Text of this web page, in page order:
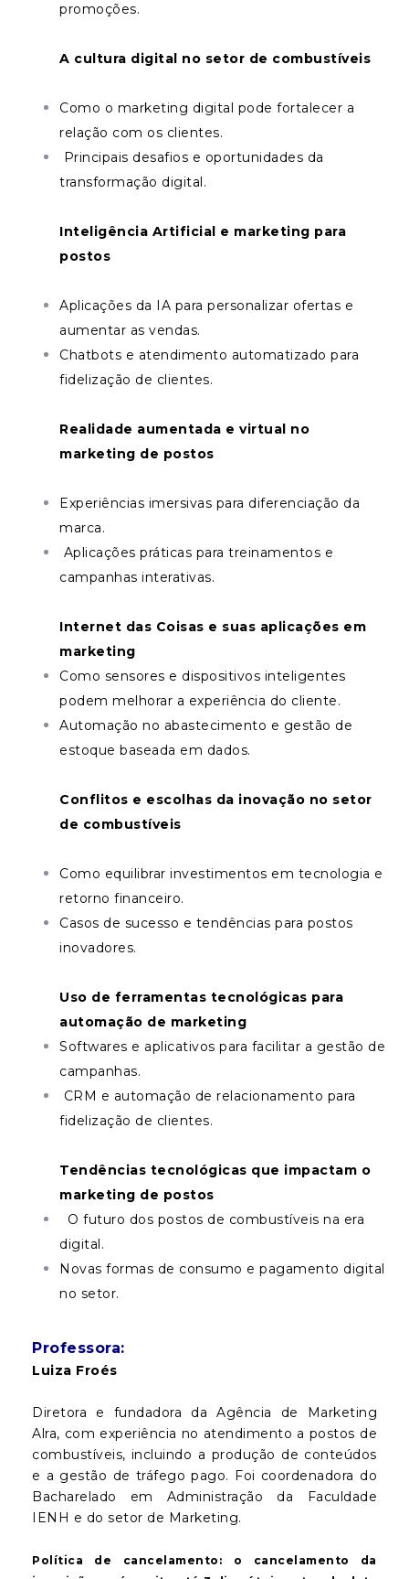
promoções.
A cultura digital no setor de combustíveis
Como o marketing digital pode fortalecer a
relação com os clientes.
Principais desafios e oportunidades da
transformação digital.
Inteligência Artificial e marketing para
postos
Aplicações da IA para personalizar ofertas e
aumentar as vendas.
Chatbots e atendimento automatizado para
fidelização de clientes.
Realidade aumentada e virtual no
marketing de postos
Experiências imersivas para diferenciação da
marca.
Aplicações práticas para treinamentos e
campanhas interativas.
Internet das Coisas e suas aplicações em
marketing
Como sensores e dispositivos inteligentes
podem melhorar a experiência do cliente.
Automação no abastecimento e gestão de
estoque baseada em dados.
Conflitos e escolhas da inovação no setor
de combustíveis
Como equilibrar investimentos em tecnologia e
retorno financeiro.
Casos de sucesso e tendências para postos
inovadores.
Uso de ferramentas tecnológicas para
automação de marketing
Softwares e aplicativos para facilitar a gestão de
campanhas.
CRM e automação de relacionamento para
fidelização de clientes.
Tendências tecnológicas que impactam o
marketing de postos
O futuro dos postos de combustíveis na era
digital.
Novas formas de consumo e pagamento digital
no setor.
Professora:
Luiza Froés
Diretora e fundadora da Agência de Marketing
Alra, com experiência no atendimento a postos de
combustíveis, incluindo a produção de conteúdos
e a gestão de tráfego pago. Foi coordenadora do
Bacharelado em Administração da Faculdade
IENH e do setor de Marketing.
Política de cancelamento: o cancelamento da